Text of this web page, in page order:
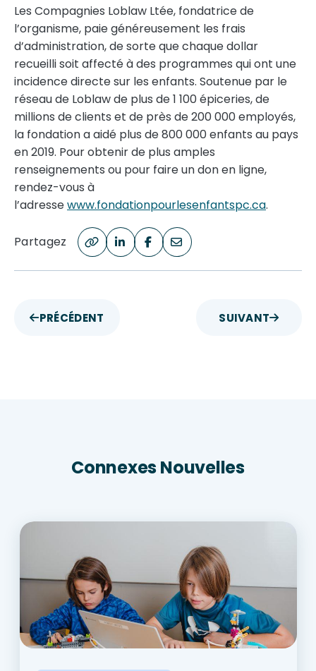
Les Compagnies Loblaw Ltée, fondatrice de
l’organisme, paie généreusement les frais
d’administration, de sorte que chaque dollar
recueilli soit affecté à des programmes qui ont une
incidence directe sur les enfants. Soutenue par le
réseau de Loblaw de plus de 1 100 épiceries, de
millions de clients et de près de 200 000 employés,
la fondation a aidé plus de 800 000 enfants au pays
en 2019. Pour obtenir de plus amples
renseignements ou pour faire un don en ligne,
rendez-vous à
l’adressewww.fondationpourlesenfantspc.ca.
Partagez
PRÉCÉDENT SUIVANT
Connexes Nouvelles